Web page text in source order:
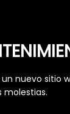
nuevo sitio
molestias.